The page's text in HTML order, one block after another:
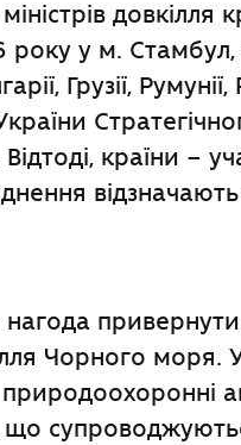
року у м. Стамбул,
Грузії,
країни –
Чорного моря.
що